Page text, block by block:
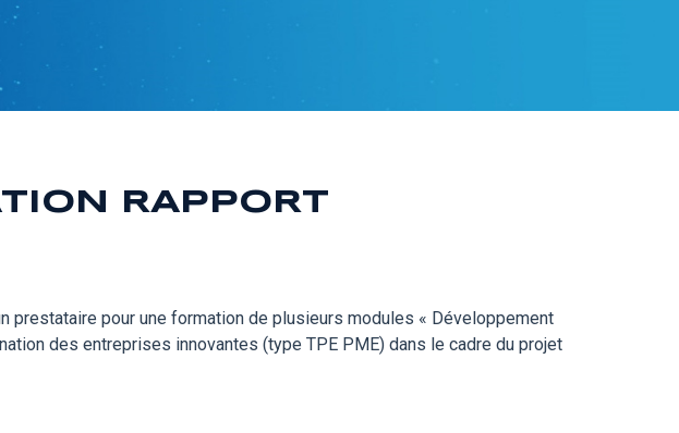
RAPPORT
prestataire pour une formation de plusieurs modules « Développement
des entreprises innovantes (type TPE PME) dans le cadre du projet